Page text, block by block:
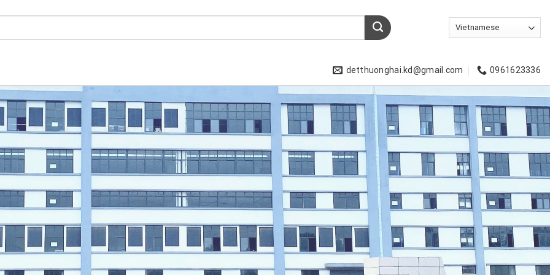
detthuonghai.kd@gmail.com 0961623336